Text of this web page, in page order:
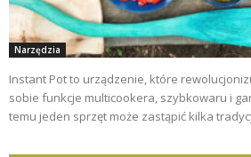
Narzędzia
Instant Pot to urządzenie, które
sobie funkcje multicookera, szybkowaru i
temu jeden sprzęt może zastąpić kilka